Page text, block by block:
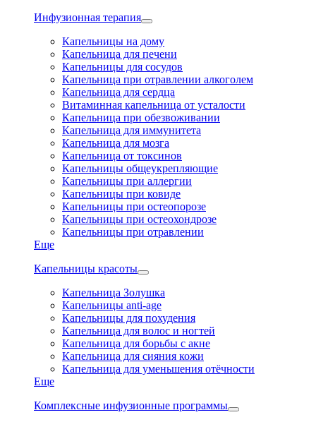
Инфузионная терапия
Капельницы на дому
Капельница для печени
Капельницы для сосудов
Капельница при отравлении алкоголем
Капельница для сердца
Витаминная капельница от усталости
Капельница при обезвоживании
Капельница для иммунитета
Капельница для мозга
Капельница от токсинов
Капельницы общеукрепляющие
Капельницы при аллергии
Капельницы при ковиде
Капельницы при остеопорозе
Капельницы при остеохондрозе
Капельницы при отравлении
Еще
Капельницы красоты
Капельница Золушка
Капельницы anti-age
Капельницы для похудения
Капельница для волос и ногтей
Капельница для борьбы с акне
Капельница для сияния кожи
Капельница для уменьшения отёчности
Еще
Комплексные инфузионные программы